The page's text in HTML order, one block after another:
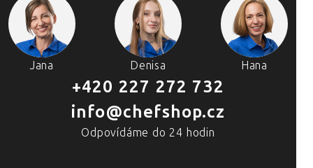
Jana Denisa Hana
+420 227 272 732
info@chefshop.cz
Odpovídáme do 24 hodin